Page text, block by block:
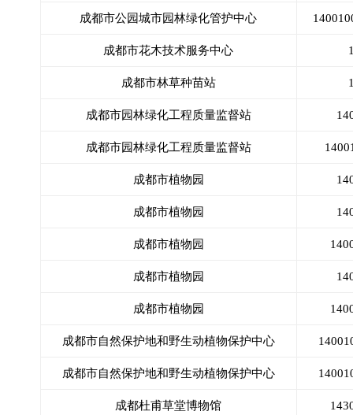
成都市公园城市园林绿化管护中心
成都市花木技术服务中心
成都市林草种苗站
成都市园林绿化工程质量监督站
成都市园林绿化工程质量监督站
成都市植物园
成都市植物园
成都市植物园
成都市植物园
成都市植物园
成都市自然保护地和野生动植物保护中心
成都市自然保护地和野生动植物保护中心
成都杜甫草堂博物馆